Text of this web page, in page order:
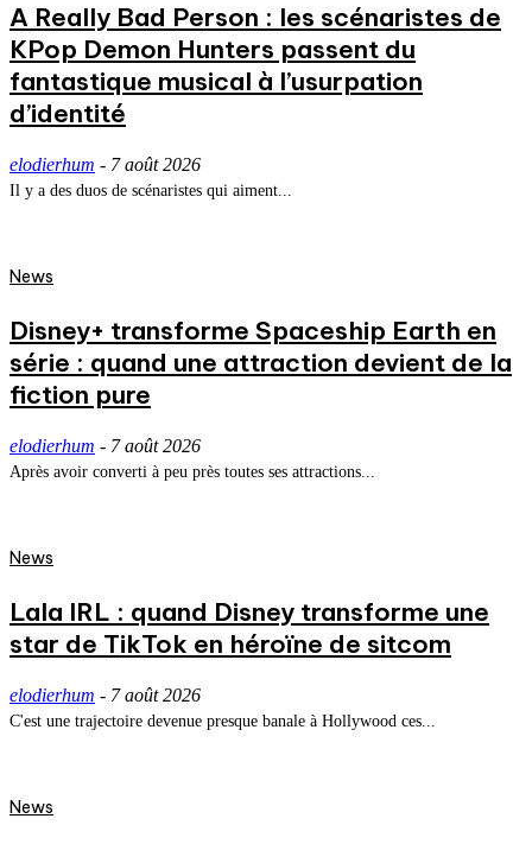
A Really Bad Person : les scénaristes de
KPop Demon Hunters passent du
fantastique musical à l’usurpation
d’identité
elodierhum - 7 août 2026
Il y a des duos de scénaristes qui aiment...
News
Disney+ transforme Spaceship Earth en
série : quand une attraction devient de la
fiction pure
elodierhum - 7 août 2026
Après avoir converti à peu près toutes ses attractions...
News
Lala IRL : quand Disney transforme une
star de TikTok en héroïne de sitcom
elodierhum - 7 août 2026
C'est une trajectoire devenue presque banale à Hollywood ces...
News